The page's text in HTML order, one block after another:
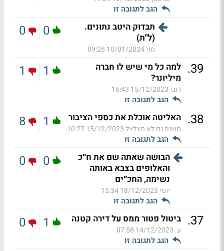
הגב לתגובה זו
תבדוק היטב נתונים.
(ל"ת)
מני10/01/2024 09:26
0
0
39
. למה כל מי שיש לו חברה
מיליונר?
רובי15/12/2023 16:43
הגב לתגובה זו
1
1
38
. האליטה אוכלת את כספי הציבור
משיח גם לא מצלצל15/12/2023 10:27
הגב לתגובה זו
1
8
הבושה שאתה שם את ח״כ
והאלופים בצבא באותה
נשימה, החכ״ים
יוסי18/12/2023 15:34
הגב לתגובה זו
0
0
37
. ביטול פטור ממס על דירה קטנה
ע. 14/12/2023 07:58
הגב לתגובה זו
1
0